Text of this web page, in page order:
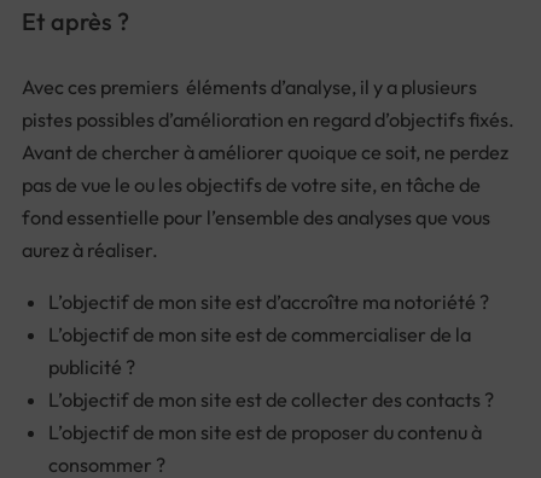
Et après ?
Avec ces premiers éléments d’analyse, il y a plusieurs
pistes possibles d’amélioration en regard d’objectifs fixés.
Avant de chercher à améliorer quoique ce soit, ne perdez
pas de vue le ou les objectifs de votre site, en tâche de
fond essentielle pour l’ensemble des analyses que vous
aurez à réaliser.
L’objectif de mon site est d’accroître ma notoriété ?
L’objectif de mon site est de commercialiser de la
publicité ?
L’objectif de mon site est de collecter des contacts ?
L’objectif de mon site est de proposer du contenu à
consommer ?